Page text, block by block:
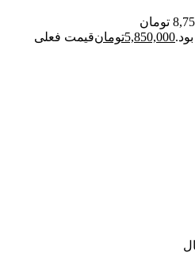
تومان
5,850,000تومانقیمت فعلی